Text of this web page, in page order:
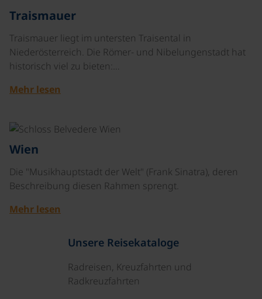
Traismauer
Traismauer liegt im untersten Traisental in
Niederösterreich. Die Römer- und Nibelungenstadt hat
historisch viel zu bieten:…
Mehr lesen
Wien
Die "Musikhauptstadt der Welt" (Frank Sinatra), deren
Beschreibung diesen Rahmen sprengt.
Mehr lesen
Unsere Reisekataloge
Radreisen, Kreuzfahrten und
Radkreuzfahrten